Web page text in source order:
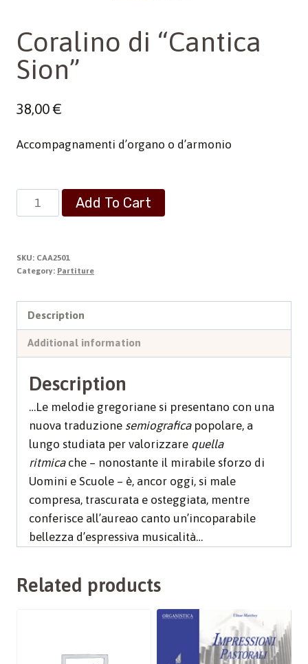
Coralino di “Cantica
Sion”
38,00€
Accompagnamenti d’organo o d’armonio
Coralino
di
Sion"
quantity
Add To Cart
SKU: CAA2501
Category: Partiture
Description
Additional information
Description
…Le melodie gregoriane si presentano con una
nuova traduzione semiograficapopolare, a
lungo studiata per valorizzare quella
ritmicache – nonostante il mirabile sforzo di
Uomini e Scuole – è, ancor oggi, si male
compresa, trascurata e osteggiata, mentre
conferisce all’aureao canto un’incoparabile
bellezza d’espressiva musicalità…
Related products